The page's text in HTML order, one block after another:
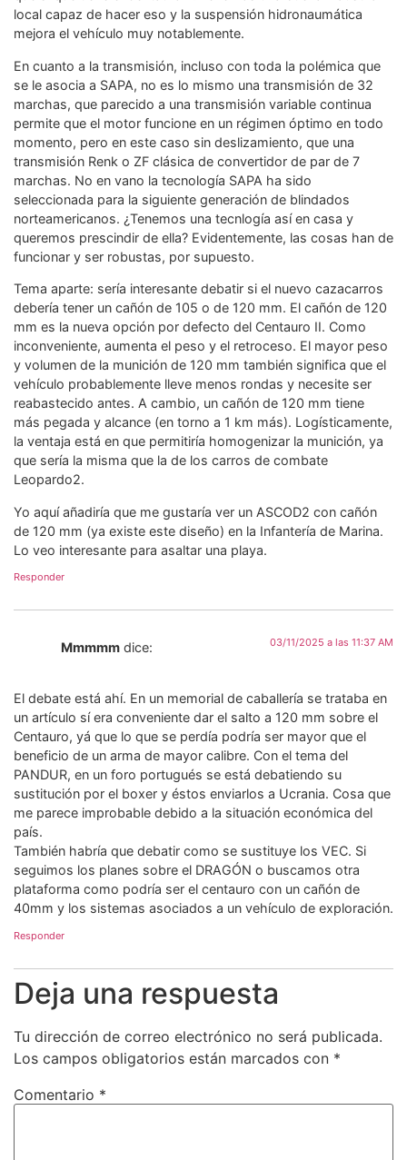
local capaz de hacer eso y la suspensión hidronaumática
mejora el vehículo muy notablemente.
En cuanto a la transmisión, incluso con toda la polémica que
se le asocia a SAPA, no es lo mismo una transmisión de 32
marchas, que parecido a una transmisión variable continua
permite que el motor funcione en un régimen óptimo en todo
momento, pero en este caso sin deslizamiento, que una
transmisión Renk o ZF clásica de convertidor de par de 7
marchas. No en vano la tecnología SAPA ha sido
seleccionada para la siguiente generación de blindados
norteamericanos. ¿Tenemos una tecnlogía así en casa y
queremos prescindir de ella? Evidentemente, las cosas han de
funcionar y ser robustas, por supuesto.
Tema aparte: sería interesante debatir si el nuevo cazacarros
debería tener un cañón de 105 o de 120 mm. El cañón de 120
mm es la nueva opción por defecto del Centauro II. Como
inconveniente, aumenta el peso y el retroceso. El mayor peso
y volumen de la munición de 120 mm también significa que el
vehículo probablemente lleve menos rondas y necesite ser
reabastecido antes. A cambio, un cañón de 120 mm tiene
más pegada y alcance (en torno a 1 km más). Logísticamente,
la ventaja está en que permitiría homogenizar la munición, ya
que sería la misma que la de los carros de combate
Leopardo2.
Yo aquí añadiría que me gustaría ver un ASCOD2 con cañón
de 120 mm (ya existe este diseño) en la Infantería de Marina.
Lo veo interesante para asaltar una playa.
Responder
Mmmmm dice: 03/11/2025 a las 11:37 AM
El debate está ahí. En un memorial de caballería se trataba en
un artículo sí era conveniente dar el salto a 120 mm sobre el
Centauro, yá que lo que se perdía podría ser mayor que el
beneficio de un arma de mayor calibre. Con el tema del
PANDUR, en un foro portugués se está debatiendo su
sustitución por el boxer y éstos enviarlos a Ucrania. Cosa que
me parece improbable debido a la situación económica del
país.
También habría que debatir como se sustituye los VEC. Si
seguimos los planes sobre el DRAGÓN o buscamos otra
plataforma como podría ser el centauro con un cañón de
40mm y los sistemas asociados a un vehículo de exploración.
Responder
Deja una respuesta
Tu dirección de correo electrónico no será publicada.
Los campos obligatorios están marcados con *
Comentario *